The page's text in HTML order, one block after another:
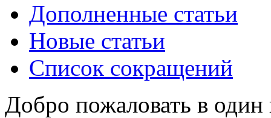
Дополненные статьи
Новые статьи
Список сокращений
Добро пожаловать в